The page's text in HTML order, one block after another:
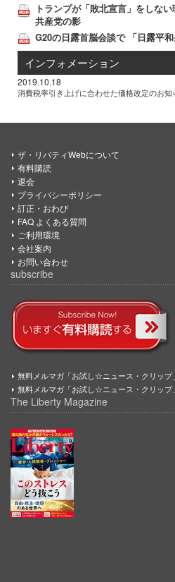
トランプが「敗北宣言」をしな
共産党の影
G20の日露首脳会談で 「日露平
インフォメーション
2019.10.18
消費税率引き上げに合わせた価格改定のお知
ザ・リバティWebについて
有料購読
退会
プライバシーポリシー
訂正・おわび
FAQ よくある質問
ご利用環境
会社案内
お問い合わせ
subscribe
無料メルマガ「お試し☆ニュース・クリップ
無料メルマガ「お試し☆ニュース・クリップ
The Liberty Magazine